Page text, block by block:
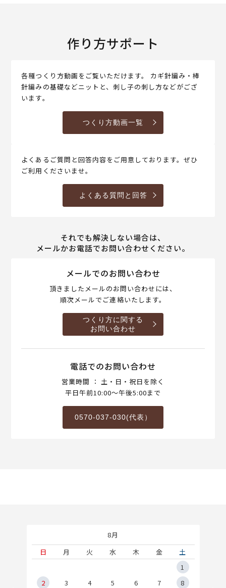
作り方サポート
各種つくり方動画をご覧いただけます。 カギ針編み・棒
針編みの基礎などニットと、刺し子の刺し方などがござ
います。
つくり方動画一覧
よくあるご質問と回答内容をご用意しております。ぜひ
ご利用くださいませ。
よくある質問と回答
それでも解決しない場合は、
メールかお電話でお問い合わせください。
メールでのお問い合わせ
頂きましたメールのお問い合わせには、
順次メールでご連絡いたします。
つくり方に関する
お問い合わせ
電話でのお問い合わせ
営業時間 ： 土・日・祝日を除く
平日午前10:00～午後5:00まで
0570-037-030(代表）
8月
日
月 火 水 木 金
土
1
2
3 4 5 6 7
8